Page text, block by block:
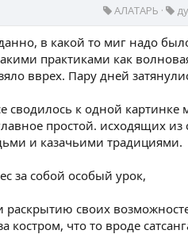
К
а
т
г
о
и
я
АЛАТАРЬ
К
а
т
г
о
и
я
в какой то миг надо
практиками как
вврех. Пару дней
сводилось к одной
простой. исходящих
и казачьими традициями.
за собой особый урок,
своих
костром, что то вроде